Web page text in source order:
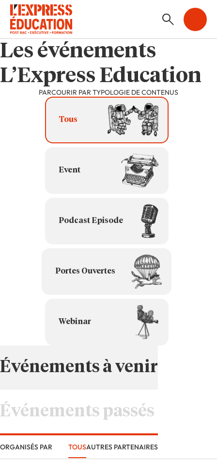
Les événements
L’Express Education
PARCOURIR PAR TYPOLOGIE DE CONTENUS
Events | Event Types
Tous
Event
Podcast Episode
Portes Ouvertes
Webinar
Événements à venir
Événements passés
ORGANISÉS PAR Event Partner or Others
TOUSAUTRES PARTENAIRES